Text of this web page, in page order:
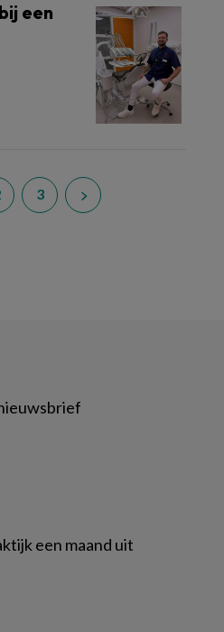
een
3
een maand uit